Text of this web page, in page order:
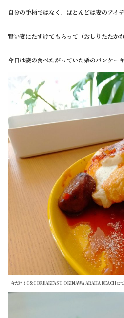
自分の手柄ではなく、ほとんどは妻のアイデ
賢い妻にたすけてもらって（おしりたたか
今日は妻の食べたがっていた栗のパンケー
今だけ！C&C BREAKFAST OKINAWA ARAHA BEACHにて